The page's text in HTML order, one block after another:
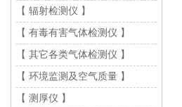
【 辐射检测仪 】
【 有毒有害气体检测仪 】
【 其它各类气体检测仪 】
【 环境监测及空气质量 】
【 测厚仪 】